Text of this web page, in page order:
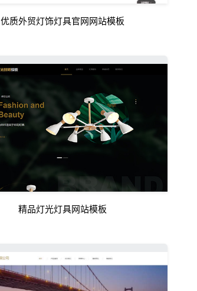
优质外贸灯饰灯具官网网站模板
精品灯光灯具网站模板